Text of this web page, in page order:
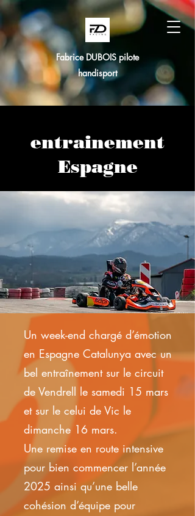
Fabrice DUBOIS pilote
handisport
entrainement
Espagne
Un week-end chargé d’émotion
en Espagne Catalunya avec un
bel entraînement sur le circuit
de Vendrell le samedi 15 mars
et sur le celui de Vic le
dimanche 16 mars.
Une remise en route intensive
pour bien commencer l’année
2025 ainsi qu’une belle
cohésion d’équipe pour